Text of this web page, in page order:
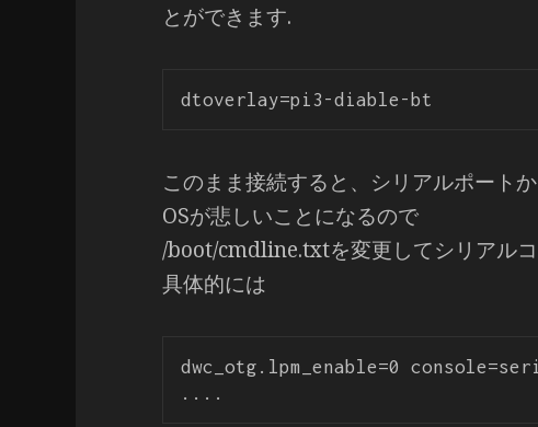
とができます.
このまま接続すると、シリアルポート
OSが悲しいことになるので
/boot/cmdline.txtを変更してシリアル
具体的には
dwc_otg.lpm_enable=0